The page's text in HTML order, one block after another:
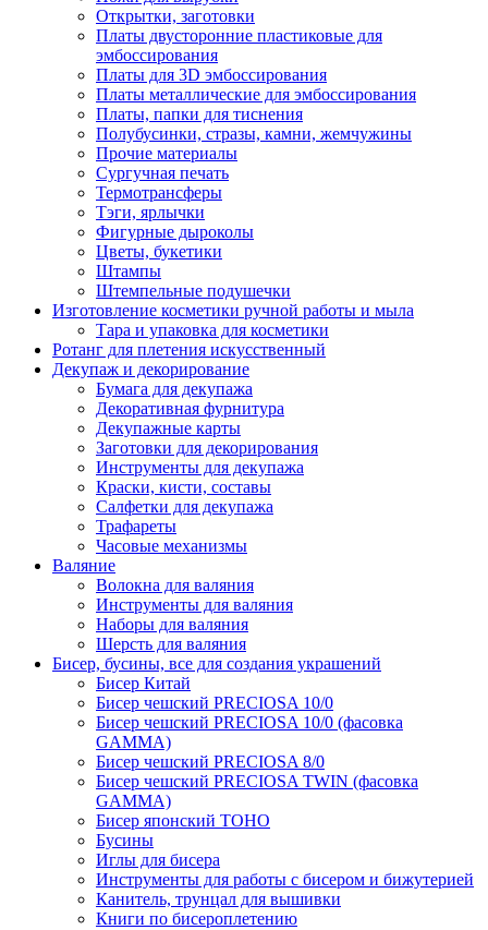
Открытки, заготовки
Платы двусторонние пластиковые для
эмбоссирования
Платы для 3D эмбоссирования
Платы металлические для эмбоссирования
Платы, папки для тиснения
Полубусинки, стразы, камни, жемчужины
Прочие материалы
Сургучная печать
Термотрансферы
Тэги, ярлычки
Фигурные дыроколы
Цветы, букетики
Штампы
Штемпельные подушечки
Изготовление косметики ручной работы и мыла
Тара и упаковка для косметики
Ротанг для плетения искусственный
Декупаж и декорирование
Бумага для декупажа
Декоративная фурнитура
Декупажные карты
Заготовки для декорирования
Инструменты для декупажа
Краски, кисти, составы
Салфетки для декупажа
Трафареты
Часовые механизмы
Валяние
Волокна для валяния
Инструменты для валяния
Наборы для валяния
Шерсть для валяния
Бисер, бусины, все для создания украшений
Бисер Китай
Бисер чешский PRECIOSA 10/0
Бисер чешский PRECIOSA 10/0 (фасовка
GAMMA)
Бисер чешский PRECIOSA 8/0
Бисер чешский PRECIOSA TWIN (фасовка
GAMMA)
Бисер японский TOHO
Бусины
Иглы для бисера
Инструменты для работы с бисером и бижутерией
Канитель, трунцал для вышивки
Книги по бисероплетению